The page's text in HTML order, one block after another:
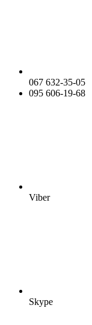
067 632-35-05
095 606-19-68
Viber
Skype